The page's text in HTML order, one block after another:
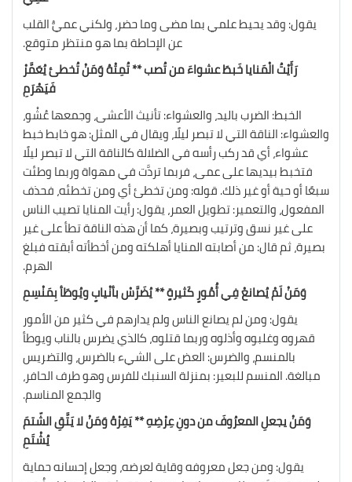
يقول: وقد يحيط علمي بما مضى وما حضر، ولكني عميُّ القلب
عن الإحاطة بما هو منتظر متوقع.
رَأَيْتُ الْمَنايا خَبطَ عشواءَ من تُصب ** تُمِتْهُ وَمَنْ تُخطئ يُعَمَّرْ
فَيَهْرَمِ
الخبط: الضرب باليد، والعشواء: تأنيث الأعشى، وجمعها عُشْو،
والعشواء: الناقة التي لا تبصر ليلًا، ويقال في المثل: هو خابط خبط
عشواء، أي قد ركب رأسه في الضلالة كالناقة التي لا تبصر ليلًا
فتخبط بيديها على عمى، فربما تردَّت في مهواة وربما وطئت
سبعًا أو حية أو غير ذلك. قوله: ومن تخطئ أي ومن تخطئه، فحذف
المفعول، والتعمير: تطويل العمر، يقول: رأيت المنايا تصيب الناس
على غير نسق وترتيب وبصيرة، كما أن هذه الناقة تطأ على غير
بصيرة، ثم قال: من أصابته المنايا أهلكته ومن أخطأته أبقته فبلغ
الهرم.
وَمَنْ لَمْ يُصانعْ فِي أُمُورٍ كَثيرةٍ ** يُضَرَّسْ بأنْيابٍ ويُوطَأ بِمَنْسِمِ
يقول: ومن لم يصانع الناس ولم يدارهم في كثير من الأمور
قهروه وغلبوه وأذلوه وربما قتلوه، كالذي يضرس بالناب ويوطأ
بالمنسم، والضرس: العض على الشيء بالضرس، والتضريس
مبالغة. المنسم للبعير: بمنزلة السنبك للفرس وهو طرف الحافر،
والجمع المناسم.
وَمَنْ يجعلِ المعرُوفَ من دونِ عِرْضِهِ ** يَفِرْهُ وَمَنْ لا يَتَّقِ الشّتمَ
يُشْتَمِ
يقول: ومن جعل معروفه وقاية لعرضه، وجعل إحسانه حماية